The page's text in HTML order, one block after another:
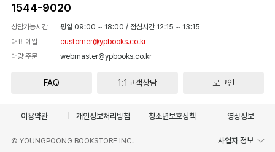
1544-9020
상담가능시간 평일 09:00 ~ 18:00 / 점심시간 12:15 ~ 13:15
대표 메일
customer@ypbooks.co.kr
대량 주문
webmaster@ypbooks.co.kr
FAQ 1:1고객상담 로그인
이용약관 개인정보처리방침 청소년보호정책 영상정보
© YOUNGPOONG BOOKSTORE INC. 사업자 정보